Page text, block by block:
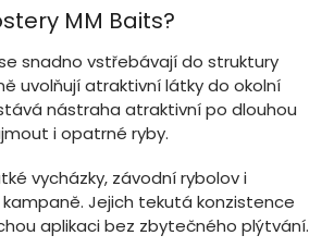
l
á
d
a
c
í
p
v
k
y
MM Baits?
snadno vstřebávají do struktury
uvolňují atraktivní látky do okolní
nástraha atraktivní po dlouhou
i opatrné ryby.
vycházky, závodní rybolov i
Jejich tekutá konzistence
aplikaci bez zbytečného plýtvání.